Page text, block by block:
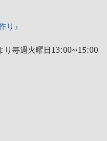
り』
り毎週火曜日13:00~15:00